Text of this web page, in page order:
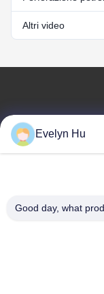
Altri video
Evelyn Hu
Good day, what